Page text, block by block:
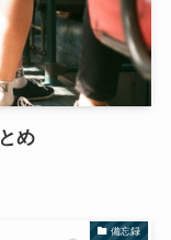
め
備忘録